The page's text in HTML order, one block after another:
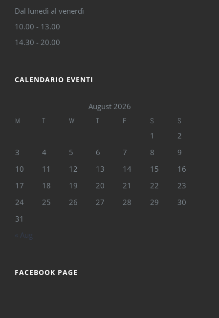
Dal lunedì al venerdì
10.00 - 13.00
14.30 - 20.00
CALENDARIO EVENTI
August 2026
M T W T F S S
1
2
3
4 5 6 7 8
9
10
11 12 13 14 15
16
17
18 19 20 21 22
23
24
25 26 27 28 29
30
31
« Aug
FACEBOOK PAGE